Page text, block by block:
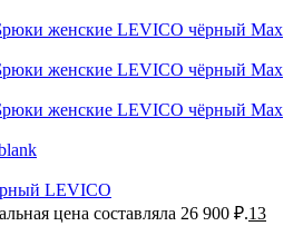
LEVICO
цена составляла 26 900 ₽.13